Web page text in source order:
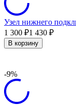
Узел нижнего
1 300 ₽1 430 ₽
В корзину
-9%